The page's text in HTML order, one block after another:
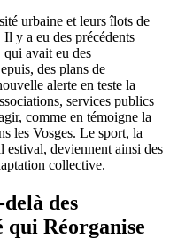
urbaine et leurs îlots de
y a eu des précédents
avait eu des
des plans de
alerte en teste la
services publics
comme en témoigne la
les Vosges. Le sport, la
estival, deviennent ainsi des
collective.
des
qui Réorganise